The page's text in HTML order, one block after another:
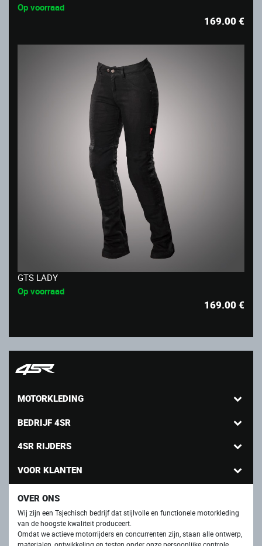
Op voorraad
169.00€
GTS LADY
Op voorraad
169.00€
MOTORKLEDING
BEDRIJF 4SR
4SR RIJDERS
VOOR KLANTEN
OVER ONS
Wij zijn een Tsjechisch bedrijf dat stijlvolle en functionele motorkleding
van de hoogste kwaliteit produceert.
Omdat we actieve motorrijders en concurrenten zijn, staan ​​alle ontwerp,